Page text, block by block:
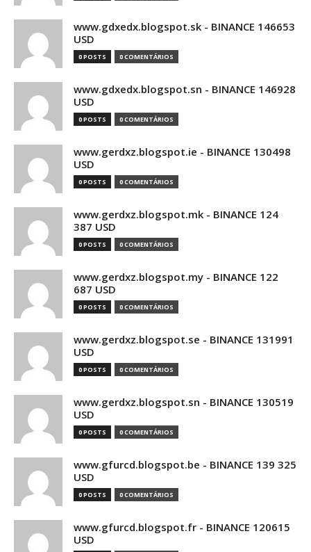
www.gdxedx.blogspot.sk - BINANCE 146653
USD
0 POSTS 0 COMENTÁRIOS
www.gdxedx.blogspot.sn - BINANCE 146928
USD
0 POSTS 0 COMENTÁRIOS
www.gerdxz.blogspot.ie - BINANCE 130498
USD
0 POSTS 0 COMENTÁRIOS
www.gerdxz.blogspot.mk - BINANCE 124
387 USD
0 POSTS 0 COMENTÁRIOS
www.gerdxz.blogspot.my - BINANCE 122
687 USD
0 POSTS 0 COMENTÁRIOS
www.gerdxz.blogspot.se - BINANCE 131991
USD
0 POSTS 0 COMENTÁRIOS
www.gerdxz.blogspot.sn - BINANCE 130519
USD
0 POSTS 0 COMENTÁRIOS
www.gfurcd.blogspot.be - BINANCE 139 325
USD
0 POSTS 0 COMENTÁRIOS
www.gfurcd.blogspot.fr - BINANCE 120615
USD